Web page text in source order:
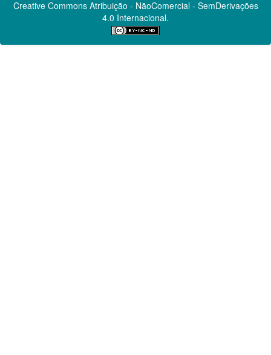
Creative CommonsAtribuição - NãoComercial - SemDerivações
4.0 Internacional.